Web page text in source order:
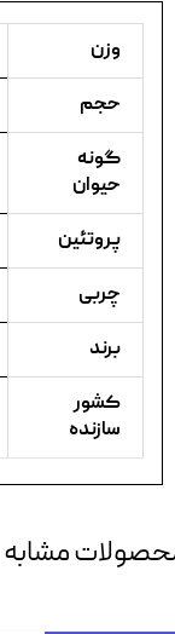
وزن
حجم
گونه
حیوان
پروتئین
چربی
برند
کشور
سازنده
مشابه